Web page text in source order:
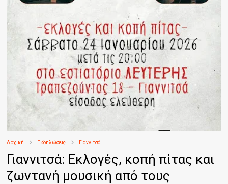
Αρχική Εκδηλώσεις Γιαννιτσά
Γιαννιτσά: Εκλογές, κοπή πίτας και
ζωντανή μουσική από τους